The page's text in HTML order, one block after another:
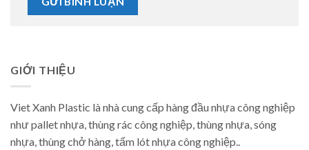
GIỚI THIỆU
Viet Xanh Plastic là nhà cung cấp hàng đầu nhựa công nghiệp
như pallet nhựa, thùng rác công nghiệp, thùng nhựa, sóng
nhựa, thùng chở hàng, tấm lót nhựa công nghiệp..